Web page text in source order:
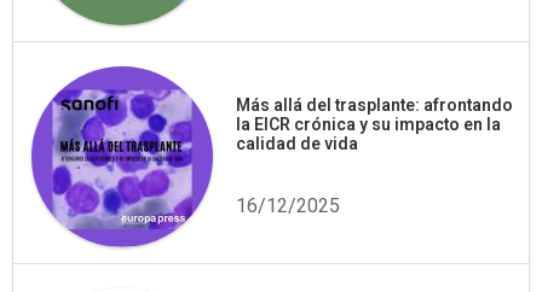
Más allá del trasplante: afrontando
la EICR crónica y su impacto en la
calidad de vida
16/12/2025